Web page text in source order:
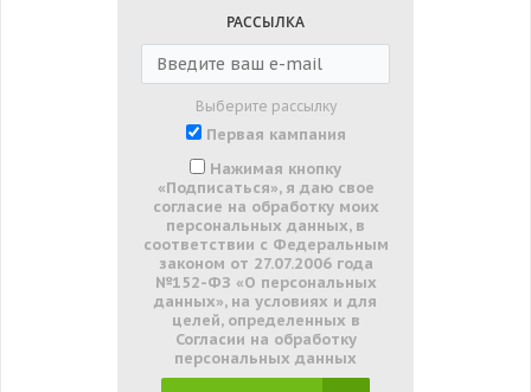
РАССЫЛКА
Выберите рассылку
Первая кампания
Нажимая кнопку
«Подписаться», я даю свое
согласие на обработку моих
персональных данных, в
соответствии с Федеральным
законом от 27.07.2006 года
№152-ФЗ «О персональных
данных», на условиях и для
целей, определенных в
Согласии на обработку
персональных данных